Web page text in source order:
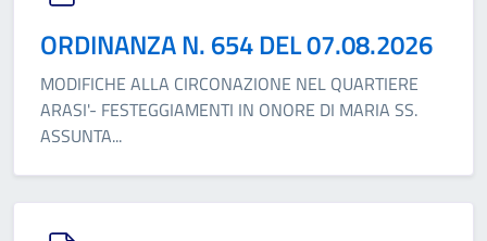
ORDINANZA N. 654 DEL 07.08.2026
MODIFICHE ALLA CIRCONAZIONE NEL QUARTIERE
ARASI'- FESTEGGIAMENTI IN ONORE DI MARIA SS.
ASSUNTA...